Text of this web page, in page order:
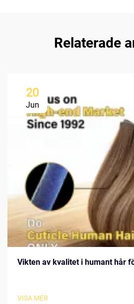
Relaterade
20
Jun
Vikten av kvalitet i humant hår
VISA MER